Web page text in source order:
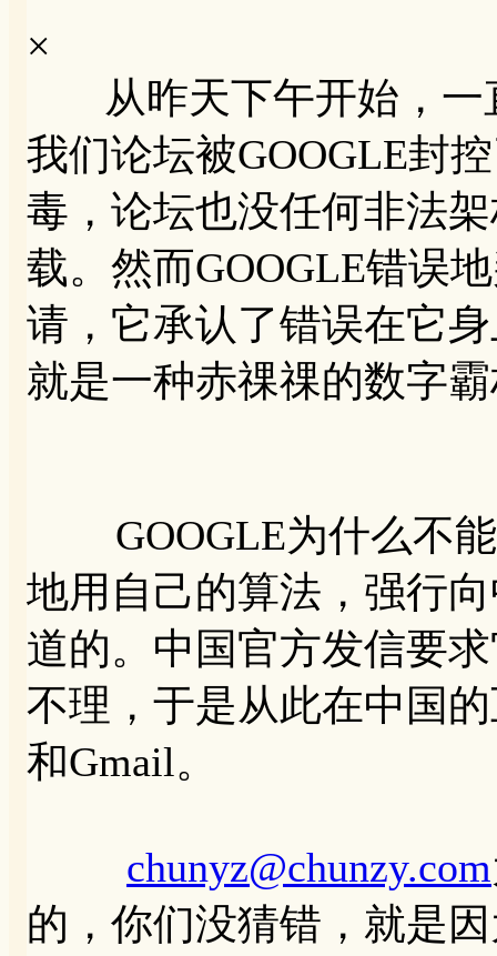
×
从昨天下午开始，一
我们论坛被GOOGLE封
毒，论坛也没任何非法
载。然而GOOGLE错误
请，它承认了错误在它
就是一种赤祼祼的数字
GOOGLE为什么不能
地用自己的算法，强行
道的。中国官方发信要
不理，于是从此在中国
和Gmail。
chunyz@chunzy.com
的，你们没猜错，就是